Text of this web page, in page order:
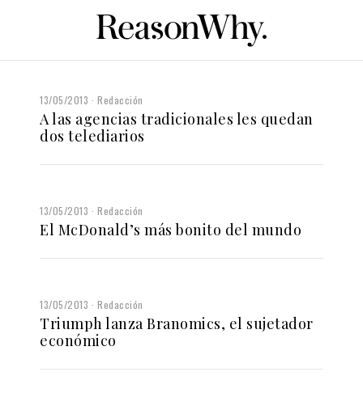
13/05/2013 Redacción
A las agencias tradicionales les quedan
dos telediarios
13/05/2013 Redacción
El McDonald’s más bonito del mundo
13/05/2013 Redacción
Triumph lanza Branomics, el sujetador
económico